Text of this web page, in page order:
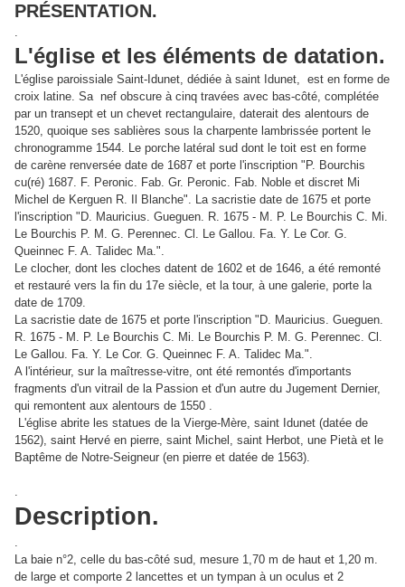
PRÉSENTATION.
.
L'église et les éléments de datation.
L'église paroissiale Saint-Idunet, dédiée à saint Idunet, est en forme de
croix latine. Sa nef obscure à cinq travées avec bas-côté, complétée
par un transept et un chevet rectangulaire, daterait des alentours de
1520, quoique ses sablières sous la charpente lambrissée portent le
chronogramme 1544. Le porche latéral sud dont le toit est en forme
de carène renversée date de 1687 et porte l'inscription "P. Bourchis
cu(ré) 1687. F. Peronic. Fab. Gr. Peronic. Fab. Noble et discret Mi
Michel de Kerguen R. Il Blanche". La sacristie date de 1675 et porte
l'inscription "D. Mauricius. Gueguen. R. 1675 - M. P. Le Bourchis C. Mi.
Le Bourchis P. M. G. Perennec. Cl. Le Gallou. Fa. Y. Le Cor. G.
Queinnec F. A. Talidec Ma.".
Le clocher, dont les cloches datent de 1602 et de 1646, a été remonté
et restauré vers la fin du 17e siècle, et la tour, à une galerie, porte la
date de 1709.
La sacristie date de 1675 et porte l'inscription "D. Mauricius. Gueguen.
R. 1675 - M. P. Le Bourchis C. Mi. Le Bourchis P. M. G. Perennec. Cl.
Le Gallou. Fa. Y. Le Cor. G. Queinnec F. A. Talidec Ma.".
A l'intérieur, sur la maîtresse-vitre, ont été remontés d'importants
fragments d'un vitrail de la Passion et d'un autre du Jugement Dernier,
qui remontent aux alentours de 1550 .
L'église abrite les statues de la Vierge-Mère, saint Idunet (datée de
1562), saint Hervé en pierre, saint Michel, saint Herbot, une Pietà et le
Baptême de Notre-Seigneur (en pierre et datée de 1563).
.
Description.
.
La baie n°2, celle du bas-côté sud, mesure 1,70 m de haut et 1,20 m.
de large et comporte 2 lancettes et un tympan à un oculus et 2